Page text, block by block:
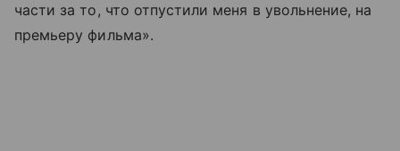
части за то, что отпустили меня в увольнение, на
премьеру фильма».